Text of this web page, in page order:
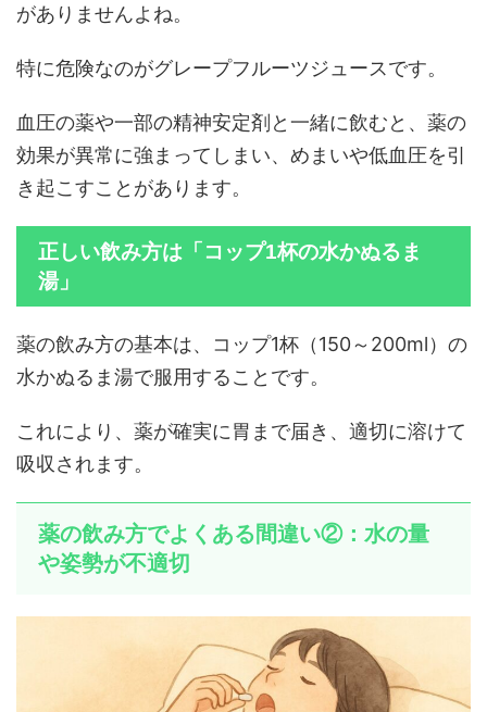
がありませんよね。
特に危険なのがグレープフルーツジュースです。
血圧の薬や一部の精神安定剤と一緒に飲むと、薬の
効果が異常に強まってしまい、めまいや低血圧を引
き起こすことがあります。
正しい飲み方は「コップ1杯の水かぬるま
湯」
薬の飲み方の基本は、コップ1杯（150～200ml）の
水かぬるま湯で服用することです。
これにより、薬が確実に胃まで届き、適切に溶けて
吸収されます。
薬の飲み方でよくある間違い②：水の量
や姿勢が不適切